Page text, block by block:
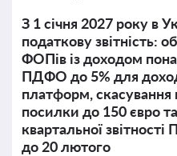
З 1 січня 2027 року в
податкову звітність:
ФОПів із доходом
ПДФО до 5% для
платформ, скасування
посилки до 150 євро
квартальної
до 20 лютого